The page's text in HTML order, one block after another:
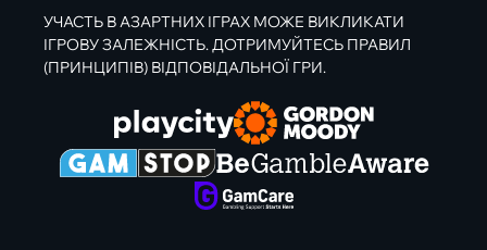
УЧАСТЬ В АЗАРТНИХ ІГРАХ МОЖЕ ВИКЛИКАТИ
ІГРОВУ ЗАЛЕЖНІСТЬ. ДОТРИМУЙТЕСЬ ПРАВИЛ
(ПРИНЦИПІВ) ВІДПОВІДАЛЬНОЇ ГРИ.